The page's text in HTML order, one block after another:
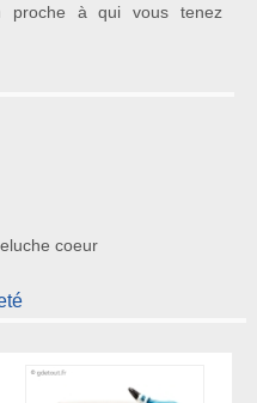
proche à qui vous tenez
coeur